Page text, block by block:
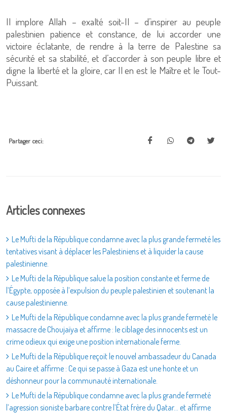
Il implore Allah – exalté soit-Il – d’inspirer au peuple
palestinien patience et constance, de lui accorder une
victoire éclatante, de rendre à la terre de Palestine sa
sécurité et sa stabilité, et d’accorder à son peuple libre et
digne la liberté et la gloire, car Il en est le Maître et le Tout-
Puissant.
Partager ceci:
Articles connexes
Le Mufti de la République condamne avec la plus grande fermeté les
tentatives visant à déplacer les Palestiniens et à liquider la cause
palestinienne.
Le Mufti de la République salue la position constante et ferme de
l’Égypte, opposée à l’expulsion du peuple palestinien et soutenant la
cause palestinienne.
Le Mufti de la République condamne avec la plus grande fermeté le
massacre de Choujaïya et affirme : le ciblage des innocents est un
crime odieux qui exige une position internationale ferme.
Le Mufti de la République reçoit le nouvel ambassadeur du Canada
au Caire et affirme : Ce qui se passe à Gaza est une honte et un
déshonneur pour la communauté internationale.
Le Mufti de la République condamne avec la plus grande fermeté
l’agression sioniste barbare contre l’État frère du Qatar… et affirme